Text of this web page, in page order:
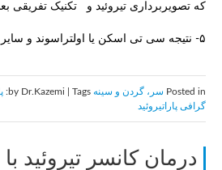
که تصویربرداری تیروئید و تکنیک تفریقی
۵- نتیجه سی تی اسکن یا اولتراسوند و سایر آزمایشات تشخیصی.
Posted in سر، گردن و سینه
گرافی پاراتيروئيد
درمان کانسر تیروئید با I-131